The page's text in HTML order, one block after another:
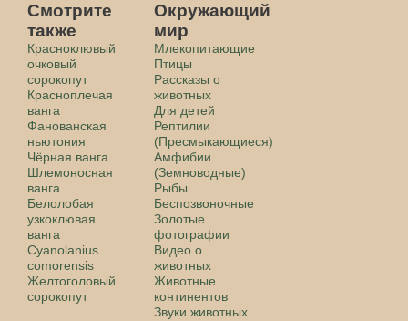
Смотрите
также
Красноклювый
очковый
сорокопут
Красноплечая
ванга
Фанованская
ньютония
Чёрная ванга
Шлемоносная
ванга
Белолобая
узкоклювая
ванга
Cyanolanius
comorensis
Желтоголовый
сорокопут
Окружающий
мир
Млекопитающие
Птицы
Рассказы о
животных
Для детей
Рептилии
(Пресмыкающиеся)
Амфибии
(Земноводные)
Рыбы
Беспозвоночные
Золотые
фотографии
Видео о
животных
Животные
континентов
Звуки животных